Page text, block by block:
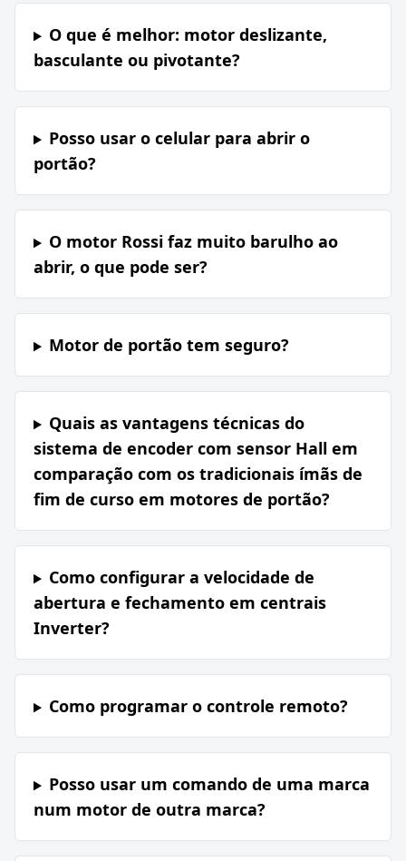
O que é melhor: motor deslizante,
basculante ou pivotante?
Posso usar o celular para abrir o
portão?
O motor Rossi faz muito barulho ao
abrir, o que pode ser?
Motor de portão tem seguro?
Quais as vantagens técnicas do
sistema de encoder com sensor Hall em
comparação com os tradicionais ímãs de
fim de curso em motores de portão?
Como configurar a velocidade de
abertura e fechamento em centrais
Inverter?
Como programar o controle remoto?
Posso usar um comando de uma marca
num motor de outra marca?